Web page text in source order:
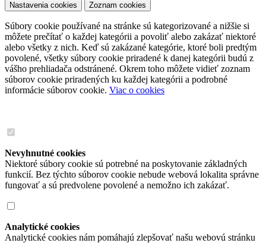
Nastavenia cookies Zoznam cookies
Súbory cookie používané na stránke sú kategorizované a nižšie si
môžete prečítať o každej kategórii a povoliť alebo zakázať niektoré
alebo všetky z nich. Keď sú zakázané kategórie, ktoré boli predtým
povolené, všetky súbory cookie priradené k danej kategórii budú z
vášho prehliadača odstránené. Okrem toho môžete vidieť zoznam
súborov cookie priradených ku každej kategórii a podrobné
informácie súborov cookie. Viac o cookies
Nevyhnutné cookies
Niektoré súbory cookie sú potrebné na poskytovanie základných
funkcií. Bez týchto súborov cookie nebude webová lokalita správne
fungovať a sú predvolene povolené a nemožno ich zakázať.
Analytické cookies
Analytické cookies nám pomáhajú zlepšovať našu webovú stránku